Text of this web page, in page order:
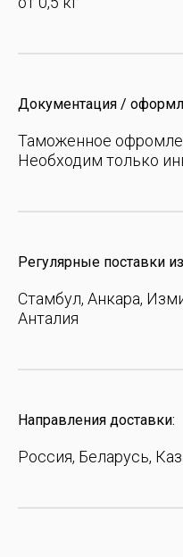
Документация /
Таможенное
Необходим только
Регулярные поставки
Стамбул, Анкара,
Анталия
Направления доставки:
Россия, Беларусь,